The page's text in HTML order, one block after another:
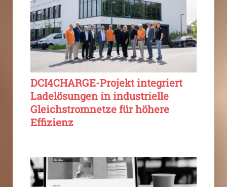
DCI4CHARGE-Projekt integriert
Ladelösungen in industrielle
Gleichstromnetze für höhere
Effizienz